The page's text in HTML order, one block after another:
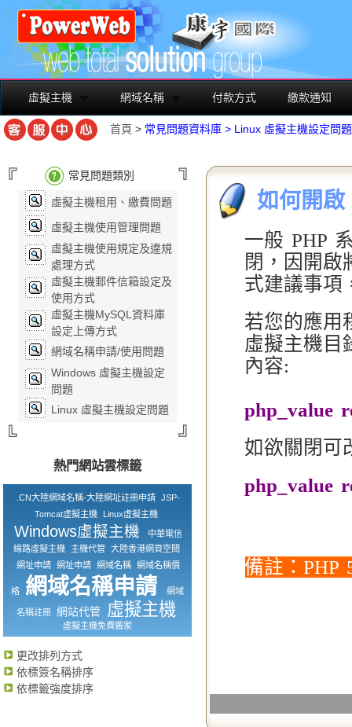
虛擬主機 網域名稱 付款方式 繳款通知
首頁 > 常見問題資料庫 > Linux 虛擬主機設定問題
常見問題類別
虛擬主機租用、繳費問題
虛擬主機使用管理問題
虛擬主機使用規定及違規
處理方式
虛擬主機郵件信箱設定及
使用方式
虛擬主機MySQL資料庫
設定上傳方式
網域名稱申請/使用問題
Windows 虛擬主機設定
問題
Linux 虛擬主機設定問題
熱門網站雲標籤
.CN大陸網域名稱-大陸網址註冊申請 JSP-
Tomcat虛擬主機
Linux虛擬主機
Windows虛擬主機
中華電信
線路虛擬主機
主機代管 大陸香港網頁空間
網址申請 網址申請 網域名稱 網域名稱價
格 網域名稱申請 網域
名稱註冊 網站代管 虛擬主機
虛擬主機免費搬家
更改排列方式
依標簽名稱排序
依標籤強度排序
如何開
一般 PHP
閉，因開啟
式建議事項
若您的應
虛擬主機
內容:
php_value
如欲關閉可
php_value
備註：PHP